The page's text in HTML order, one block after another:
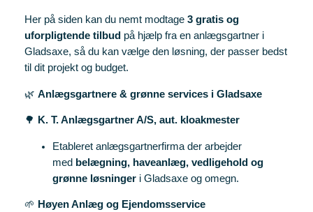
Her på siden kan du nemt modtage 3 gratis og
uforpligtende tilbud på hjælp fra en anlægsgartner i
Gladsaxe, så du kan vælge den løsning, der passer bedst
til dit projekt og budget.
🌿 Anlægsgartnere & grønne services i Gladsaxe
🌳 K. T. Anlægsgartner A/S, aut. kloakmester
Etableret anlægsgartnerfirma der arbejder
med belægning, haveanlæg, vedligehold og
grønne løsningeri Gladsaxe og omegn.
🌱 Høyen Anlæg og Ejendomsservice